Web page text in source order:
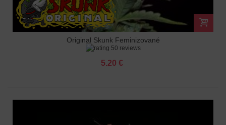
Original Skunk Feminizované
50 reviews
5.20 €